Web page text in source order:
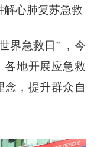
心肺复苏急救
界急救日” ，今
各地开展应急救
，提升群众自